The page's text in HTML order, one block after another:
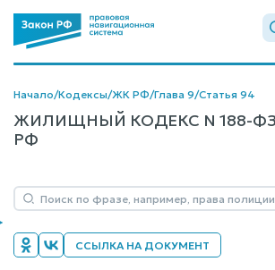
Начало/Кодексы/ЖК РФ/Глава 9/Статья 94
ЖИЛИЩНЫЙ КОДЕКС N 188-
РФ
ССЫЛКА НА ДОКУМЕНТ